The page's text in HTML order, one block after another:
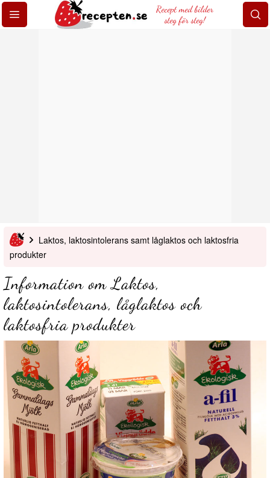
Recept med bilder
steg för steg!
Laktos, laktosintolerans samt låglaktos och laktosfria
produkter
Information om Laktos,
laktosintolerans, låglaktos och
laktosfria produkter